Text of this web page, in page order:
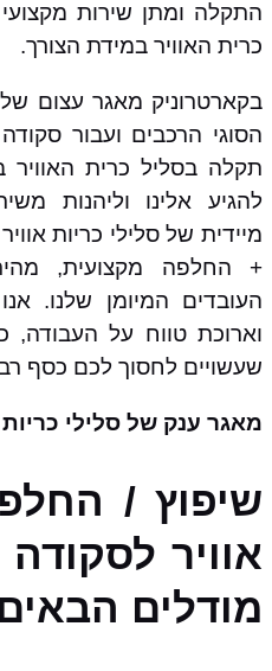
התקלה ומתן שירות
כרית האוויר במידת הצורך.
בקארטרוניק מאגר עצום של
הסוגי הרכבים ועבור
תקלה בסליל כרית
להגיע אלינו וליהנות
מיידית של סלילי כריות
+ החלפה מקצועית,
העובדים המיומן שלנו.
וארוכת טווח על העבודה,
שעשויים לחסוך לכם כסף
מאגר ענק של סלילי
שיפוץ /
אוויר
מודלים